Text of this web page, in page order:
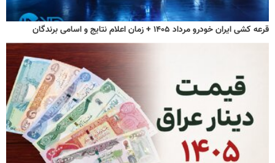
قرعه کشی ایران خودرو مرداد ۱۴۰۵ + زمان اعلام نتایج و اسامی برندگان